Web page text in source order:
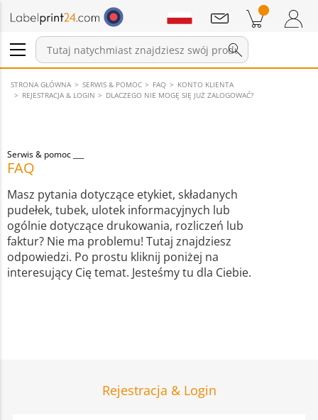
Zaloguj się / Zarejestruj
Pozycji w koszyku
Wiadomości
STRONA GŁÓWNA SERWIS & POMOC FAQ
KONTO KLIENTA
REJESTRACJA & LOGIN
DLACZEGO NIE MOGĘ SIĘ JUŻ ZALOGOWAĆ?
Serwis & pomoc
FAQ
Masz pytania dotyczące etykiet, składanych
pudełek, tubek, ulotek informacyjnych lub
ogólnie dotyczące drukowania, rozliczeń lub
faktur? Nie ma problemu! Tutaj znajdziesz
odpowiedzi. Po prostu kliknij poniżej na
interesujący Cię temat. Jesteśmy tu dla Ciebie.
Rejestracja & Login